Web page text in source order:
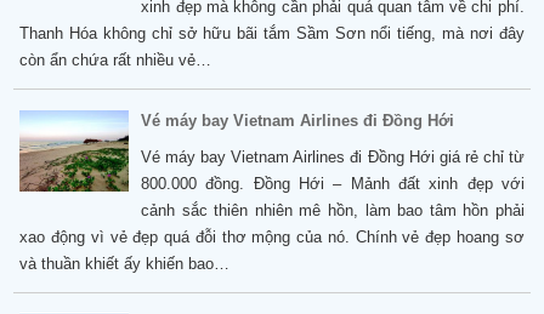
xinh đẹp mà không cần phải quá quan tâm về chi phí.
Thanh Hóa không chỉ sở hữu bãi tắm Sầm Sơn nổi tiếng, mà nơi đây
còn ẩn chứa rất nhiều vẻ…
Vé máy bay Vietnam Airlines đi Đồng Hới
Vé máy bay Vietnam Airlines đi Đồng Hới giá rẻ chỉ từ
800.000 đồng. Đồng Hới – Mảnh đất xinh đẹp với
cảnh sắc thiên nhiên mê hồn, làm bao tâm hồn phải
xao động vì vẻ đẹp quá đỗi thơ mộng của nó. Chính vẻ đẹp hoang sơ
và thuần khiết ấy khiến bao…